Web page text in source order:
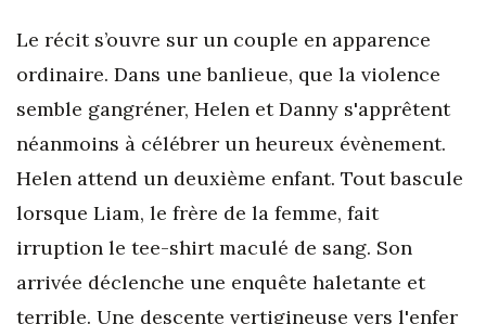
Le récit s’ouvre sur un couple en apparence
ordinaire. Dans une banlieue, que la violence
semble gangréner, Helen et Danny s'apprêtent
néanmoins à célébrer un heureux évènement.
Helen attend un deuxième enfant. Tout bascule
lorsque Liam, le frère de la femme, fait
irruption le tee-shirt maculé de sang. Son
arrivée déclenche une enquête haletante et
terrible. Une descente vertigineuse vers l'enfer